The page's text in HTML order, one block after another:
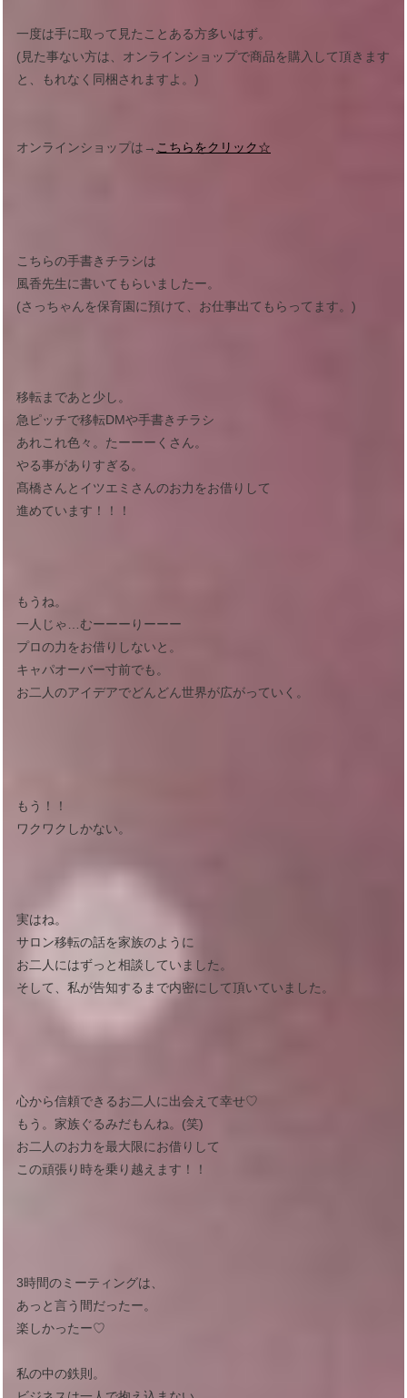
一度は手に取って見たことある方多いはず。
(見た事ない方は、オンラインショップで商品を購入して頂きます
と、もれなく同梱されますよ。)
オンラインショップは→ こちらをクリック☆
こちらの手書きチラシは
風香先生に書いてもらいましたー。
(さっちゃんを保育園に預けて、お仕事出てもらってます。)
移転まであと少し。
急ピッチで移転DMや手書きチラシ
あれこれ色々。たーーーくさん。
やる事がありすぎる。
髙橋さんとイツエミさんのお力をお借りして
進めています！！！
もうね。
一人じゃ…むーーーりーーー
プロの力をお借りしないと。
キャパオーバー寸前でも。
お二人のアイデアでどんどん世界が広がっていく。
もう！！
ワクワクしかない。
実はね。
サロン移転の話を家族のように
お二人にはずっと相談していました。
そして、私が告知するまで内密にして頂いていました。
心から信頼できるお二人に出会えて幸せ♡
もう。家族ぐるみだもんね。(笑)
お二人のお力を最大限にお借りして
この頑張り時を乗り越えます！！
3時間のミーティングは、
あっと言う間だったー。
楽しかったー♡
私の中の鉄則。